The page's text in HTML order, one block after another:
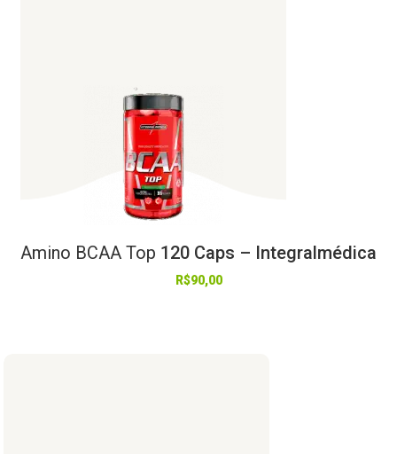
Amino BCAA Top 120 Caps – Integralmédica
R$90,00